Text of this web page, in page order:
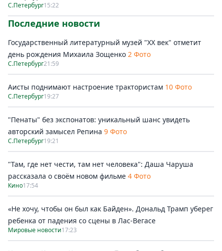
С.Петербург15:22
Последние новости
Государственный литературный музей "ХХ век" отметит
день рождения Михаила Зощенко 2 Фото
С.Петербург21:59
Аисты поднимают настроение трактористам 10 Фото
С.Петербург19:27
"Пенаты" без экспонатов: уникальный шанс увидеть
авторский замысел Репина 9 Фото
С.Петербург19:21
"Там, где нет чести, там нет человека": Даша Чаруша
рассказала о своём новом фильме 4 Фото
Кино17:54
«Не хочу, чтобы он был как Байден». Дональд Трамп уберег
ребенка от падения со сцены в Лас-Вегасе
Мировые новости17:23